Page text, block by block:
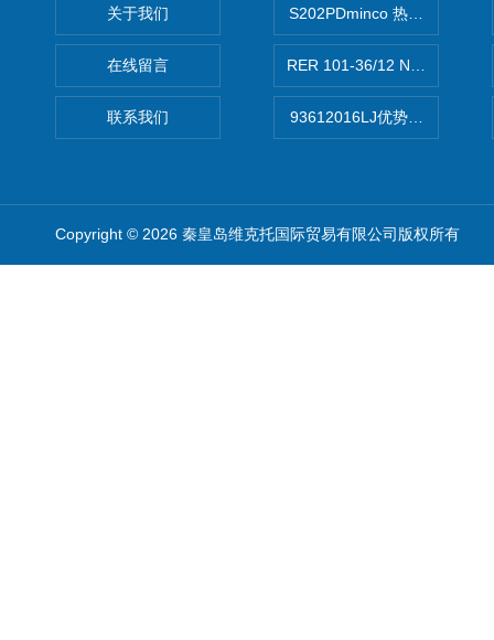
关于我们
在线留言
联系我们
S202PDminco 热电阻
RER 101-36/12 NHH离心
93612016LJ优势供应美国
Copyright © 2026 秦皇岛维克托国际贸易有限公司版权所有